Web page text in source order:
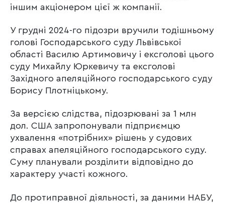
іншим акціонером цієї ж компанії.
У грудні 2024-го підозри вручили тодішньому
голові Господарського суду Львівської
області Василю Артимовичу і ексголові цього
суду Михайлу Юркевичу та ексголові
Західного апеляційного господарського суду
Борису Плотніцькому.
За версією слідства, підозрювані за 1 млн
дол. США запропонували підприємцю
ухвалення «потрібних» рішень у судових
справах апеляційного господарського суду.
Суму планували розділити відповідно до
характеру участі кожного.
До протиправної діяльності, за даними НАБУ,